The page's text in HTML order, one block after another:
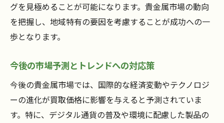
グを見極めることが可能になります。貴金属市場の動向
を把握し、地域特有の要因を考慮することが成功への一
歩となります。
今後の市場予測とトレンドへの対応策
今後の貴金属市場では、国際的な経済変動やテクノロジ
ーの進化が買取価格に影響を与えると予測されていま
す。特に、デジタル通貨の普及や環境に配慮した製品の